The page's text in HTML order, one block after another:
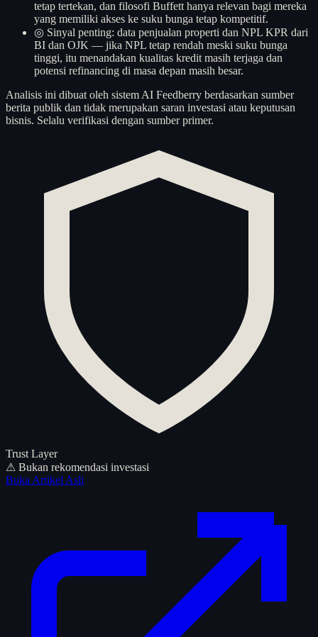
tetap tertekan, dan filosofi Buffett hanya relevan bagi mereka
yang memiliki akses ke suku bunga tetap kompetitif.
◎ Sinyal penting: data penjualan properti dan NPL KPR dari
BI dan OJK — jika NPL tetap rendah meski suku bunga
tinggi, itu menandakan kualitas kredit masih terjaga dan
potensi refinancing di masa depan masih besar.
Analisis ini dibuat oleh sistem AI Feedberry berdasarkan sumber
berita publik dan tidak merupakan saran investasi atau keputusan
bisnis. Selalu verifikasi dengan sumber primer.
Trust Layer
⚠ Bukan rekomendasi investasi
Buka Artikel Asli